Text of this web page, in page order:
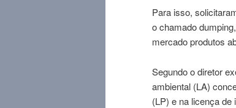
Para isso,
o chamado
mercado produtos
Segundo o diretor
ambiental (LA)
(LP) e na licença